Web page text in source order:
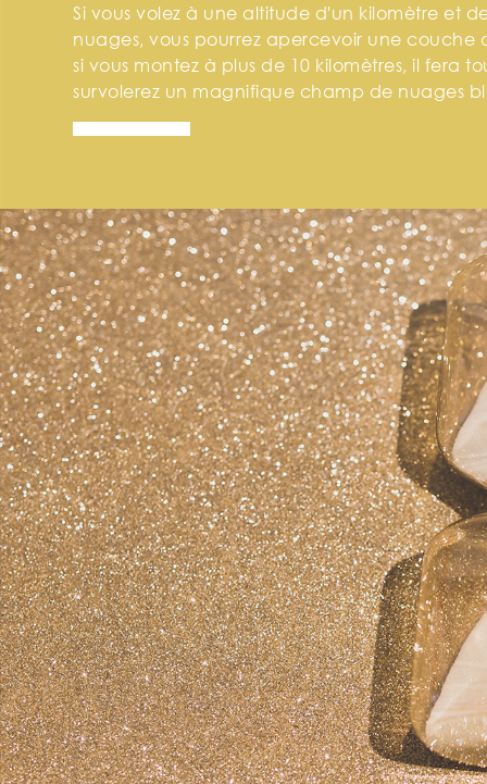
Si vous volez à une altitude d'un kilomètre et
nuages, vous pourrez apercevoir une couche
si vous montez à plus de 10 kilomètres, il fera
survolerez un magnifique champ de nuages